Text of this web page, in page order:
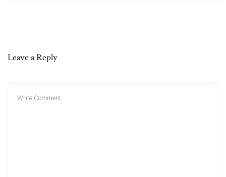
Leave a Reply